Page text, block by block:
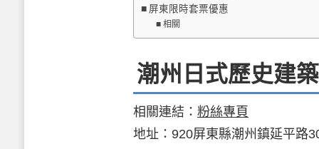
屏東限時套票優惠
相關
潮州日式歷史建
相關連結： 粉絲專頁
地址：920屏東縣潮州鎮延平路